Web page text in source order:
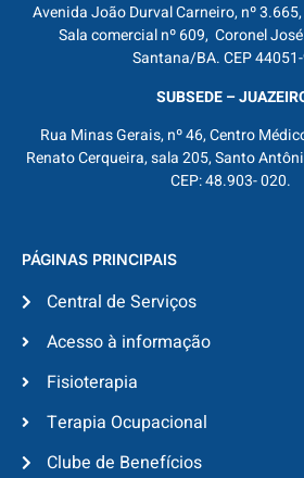
Avenida João Durval Carneiro, nº
Sala comercial nº 609, Coronel
Santana/BA. CEP
SUBSEDE –
Rua Minas Gerais, nº 46, Centro
Renato Cerqueira, sala 205, Santo
CEP: 48.903- 020.
PÁGINAS PRINCIPAIS
Central de Serviços
Acesso à informação
Fisioterapia
Terapia Ocupacional
Clube de Benefícios